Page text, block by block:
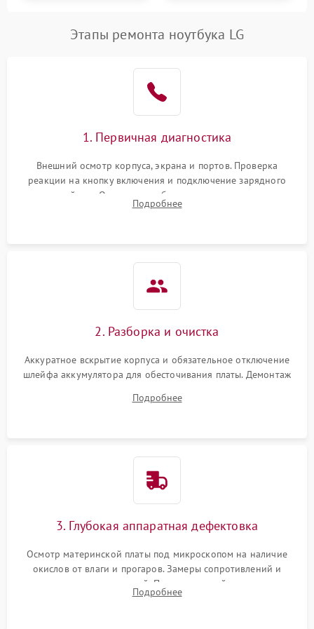
Этапы ремонта ноутбука LG
1. Первичная диагностика
Внешний осмотр корпуса, экрана и портов. Проверка
реакции на кнопку включения и подключение зарядного
устройства. Оценка потребления тока с помощью
лабораторного блока питания для локализации проблемы.
Подробнее
2. Разборка и очистка
Аккуратное вскрытие корпуса и обязательное отключение
шлейфа аккумулятора для обесточивания платы. Демонтаж
высохшей термопасты с кристаллов чипов.
Подробнее
3. Глубокая аппаратная дефектовка
Осмотр материнской платы под микроскопом на наличие
окислов от влаги и прогаров. Замеры сопротивлений и
дежурных напряжений. Проверка цепей питания,
мультиконтроллера, процессора и видеочипа.
Подробнее